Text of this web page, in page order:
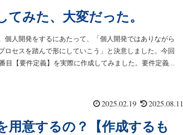
てみた、大変だった。
個人開発をするにあたって、「個人開発ではありながら
ロセスを踏んで形にしていこう」と決意しました。今回
目【要件定義】を実際に作成してみました。要件定義...
2025.02.19 2025.08.11
用意するの？【作成するも